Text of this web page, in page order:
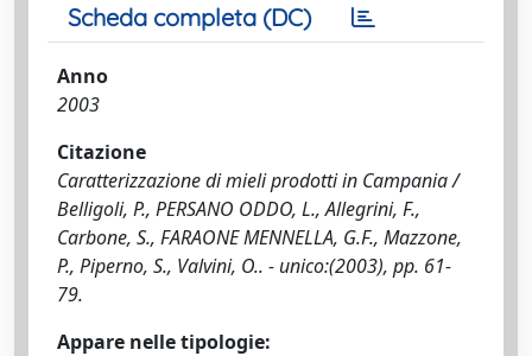
Scheda completa (DC)
Anno
2003
Citazione
Caratterizzazione di mieli prodotti in Campania /
Belligoli, P., PERSANO ODDO, L., Allegrini, F.,
Carbone, S., FARAONE MENNELLA, G.F., Mazzone,
P., Piperno, S., Valvini, O.. - unico:(2003), pp. 61-
79.
Appare nelle tipologie: